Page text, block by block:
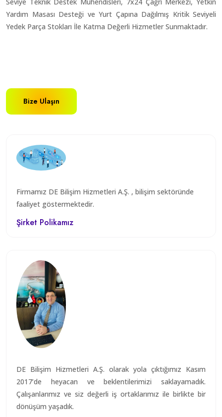
Yardım Masası Desteği ve Yurt Çapına Dağılmış Kritik Seviyeli
Yedek Parça Stokları İle Katma Değerli Hizmetler Sunmaktadır.
Bize Ulaşın
Firmamız DE Bilişim Hizmetleri A.Ş. , bilişim sektöründe
faaliyet göstermektedir.
Şirket Polikamız
DE Bilişim Hizmetleri A.Ş. olarak yola çıktığımız Kasım
2017’de heyacan ve beklentilerimizi saklayamadık.
Çalışanlarımız ve siz değerli iş ortaklarımız ile birlikte bir
dönüşüm yaşadık.